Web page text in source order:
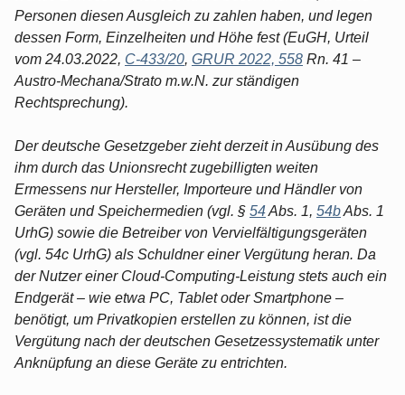
Personen diesen Ausgleich zu zahlen haben, und legen
dessen Form, Einzelheiten und Höhe fest (EuGH, Urteil
vom 24.03.2022, C-433/20, GRUR 2022, 558 Rn. 41 –
Austro-Mechana/Strato m.w.N. zur ständigen
Rechtsprechung).
Der deutsche Gesetzgeber zieht derzeit in Ausübung des
ihm durch das Unionsrecht zugebilligten weiten
Ermessens nur Hersteller, Importeure und Händler von
Geräten und Speichermedien (vgl. § 54Abs. 1, 54bAbs. 1
UrhG) sowie die Betreiber von Vervielfältigungsgeräten
(vgl. 54c UrhG) als Schuldner einer Vergütung heran. Da
der Nutzer einer Cloud-Computing-Leistung stets auch ein
Endgerät – wie etwa PC, Tablet oder Smartphone –
benötigt, um Privatkopien erstellen zu können, ist die
Vergütung nach der deutschen Gesetzessystematik unter
Anknüpfung an diese Geräte zu entrichten.